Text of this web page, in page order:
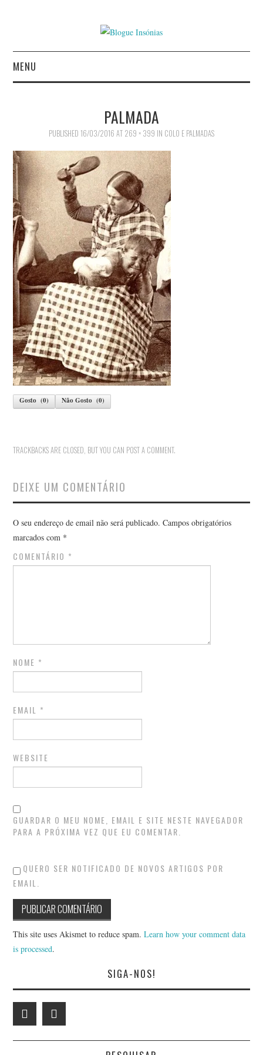
MENU
CONTACTO
POLÍTICA DE
PRIVACIDADE
PALMADA
PUBLISHED 16/03/2016 AT 269 × 399 IN COLO E PALMADAS
Gosto (0) Não Gosto (0)
TRACKBACKS ARE CLOSED, BUT YOU CAN POST A COMMENT.
DEIXE UM COMENTÁRIO
O seu endereço de email não será publicado. Campos obrigatórios
marcados com *
COMENTÁRIO *
NOME *
EMAIL *
WEBSITE
GUARDAR O MEU NOME, EMAIL E SITE NESTE NAVEGADOR
PARA A PRÓXIMA VEZ QUE EU COMENTAR.
QUERO SER NOTIFICADO DE NOVOS ARTIGOS POR
EMAIL.
This site uses Akismet to reduce spam.Learn how your comment data
is processed.
SIGA-NOS!